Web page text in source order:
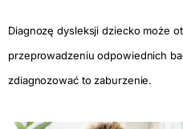
Diagnozę dysleksji dziecko może
przeprowadzeniu odpowiednich
zdiagnozować to zaburzenie.